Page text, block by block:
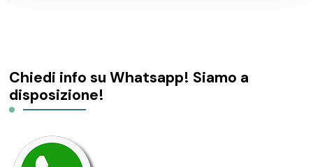
Chiedi info su Whatsapp! Siamo a
disposizione!